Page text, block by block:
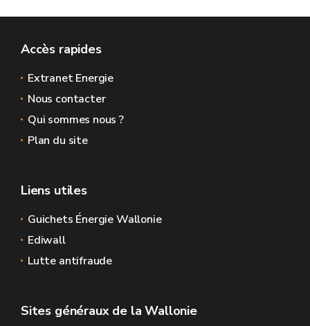
Accès rapides
Extranet Energie
Nous contacter
Qui sommes nous ?
Plan du site
Liens utiles
Guichets Énergie Wallonie
Ediwall
Lutte antifraude
Sites généraux de la Wallonie